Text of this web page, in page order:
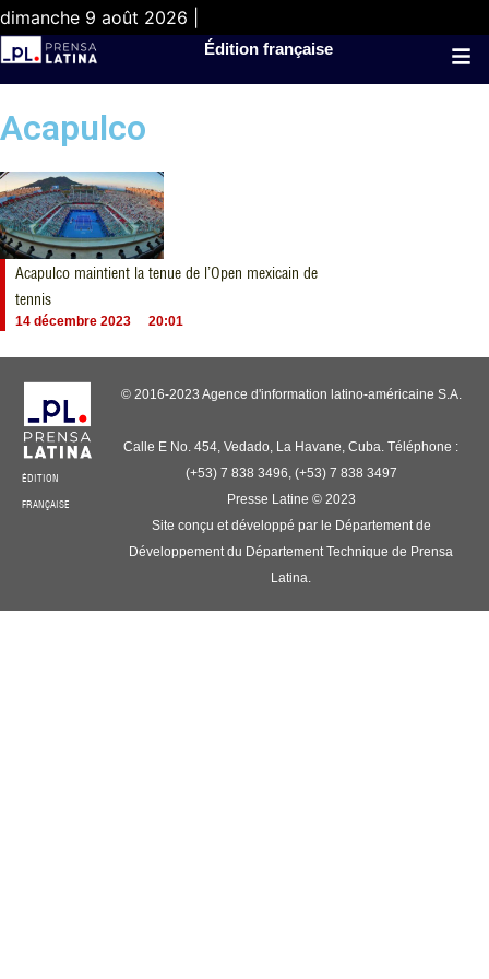
dimanche 9 août 2026 |
Édition française
Acapulco
Acapulco maintient la tenue de l’Open mexicain de
tennis
14 décembre 2023 20:01
ÉDITION
FRANÇAISE
© 2016-2023 Agence d'information latino-américaine S.A.
Calle E No. 454, Vedado, La Havane, Cuba. Téléphone :
(+53) 7 838 3496, (+53) 7 838 3497
Presse Latine © 2023
Site conçu et développé par le Département de
Développement du Département Technique de Prensa
Latina.